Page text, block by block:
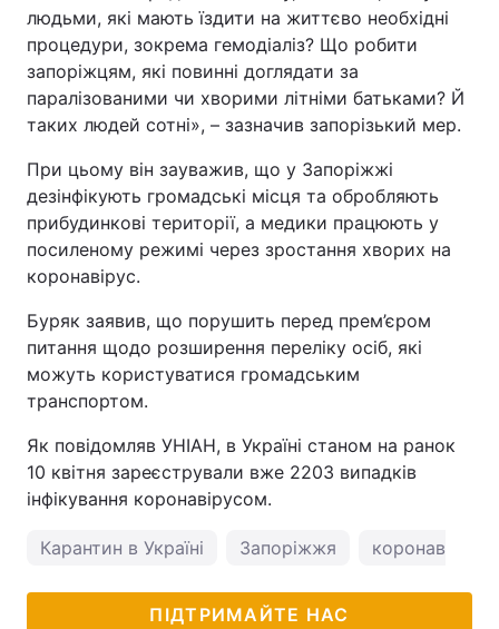
Послуги
Тема оформлення
людьми, які мають їздити на життєво необхідні
процедури, зокрема гемодіаліз? Що робити
запоріжцям, які повинні доглядати за
паралізованими чи хворими літніми батьками? Й
таких людей сотні», – зазначив запорізький мер.
При цьому він зауважив, що у Запоріжжі
дезінфікують громадські місця та обробляють
прибудинкові території, а медики працюють у
посиленому режимі через зростання хворих на
коронавірус.
Буряк заявив, що порушить перед прем’єром
питання щодо розширення переліку осіб, які
можуть користуватися громадським
транспортом.
Як повідомляв УНІАН, в Україні станом на ранок
10 квітня зареєстрували вже 2203 випадків
інфікування коронавірусом.
Карантин в Україні Запоріжжя коронавірус в
ПІДТРИМАЙТЕ НАС